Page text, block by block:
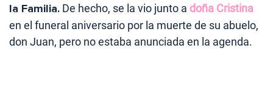
la Familia. De hecho, se la vio junto a doña Cristina
en el funeral aniversario por la muerte de su abuelo,
don Juan, pero no estaba anunciada en la agenda.